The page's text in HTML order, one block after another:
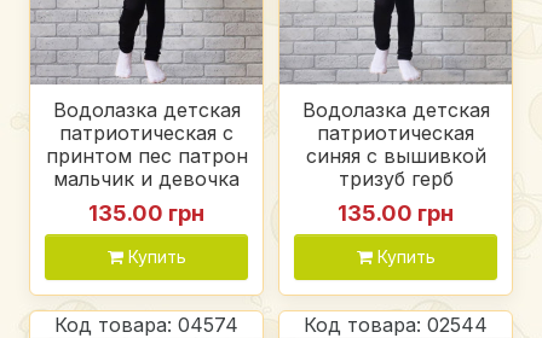
Водолазка детская
патриотическая с
принтом пес патрон
мальчик и девочка
синяя, стрйч джинс
135.00 грн
Купить
Водолазка детская
патриотическая
синяя с вышивкой
тризуб герб
Украины мальчик и
девочка, стрейч
джинс
135.00 грн
Купить
Код товара: 04574 Код товара: 02544